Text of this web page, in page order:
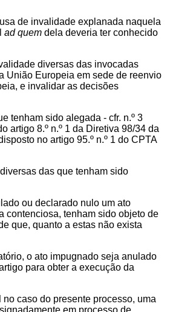
de invalidade explanada naquela
ad quem dela deveria ter conhecido
diversas das invocadas
União Europeia em sede de reenvio
e invalidar as decisões
tenham sido alegada - cfr. n.º 3
artigo 8.º n.º 1 da Diretiva 98/34 da
no artigo 95.º n.º 1 do CPTA
das que tenham sido
ou declarado nulo um ato
contenciosa, tenham sido objeto de
que, quanto a estas não exista
o ato impugnado seja anulado
para obter a execução da
caso do presente processo, uma
em processo de